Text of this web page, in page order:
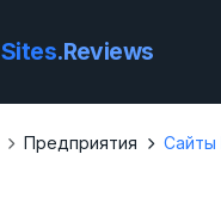
Sites.Reviews
Предприятия Сайты